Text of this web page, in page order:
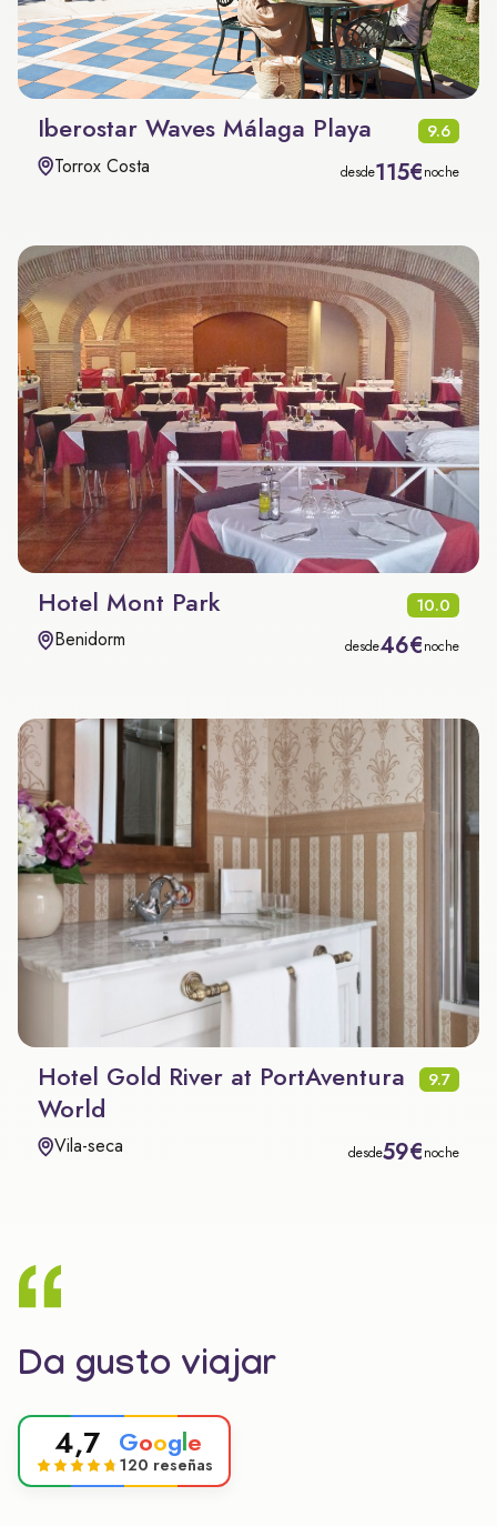
Iberostar Waves Málaga Playa 9.6
Torrox Costa desde115€noche
Hotel Mont Park 10.0
Benidorm desde46€noche
Hotel Gold River at PortAventura
World
9.7
Vila-seca desde59€noche
Da gusto viajar
4,7 Google
120 reseñas